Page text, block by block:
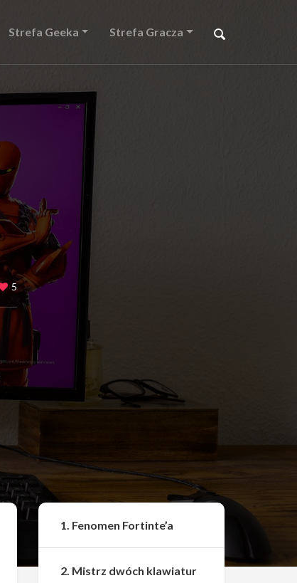
Strefa Geeka Strefa Gracza
5
Udostępnij
1. Fenomen Fortinte’a
2. Mistrz dwóch klawiatur